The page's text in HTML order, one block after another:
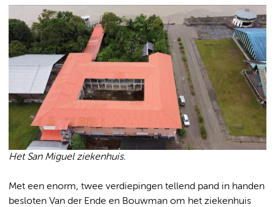
Het San Miguel ziekenhuis.
Met een enorm, twee verdiepingen tellend pand in handen
besloten Van der Ende en Bouwman om het ziekenhuis